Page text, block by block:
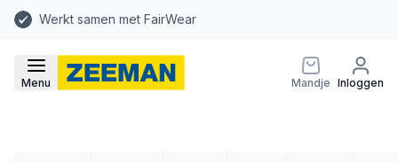
Werkt samen met FairWear
Menu Mandje Inloggen